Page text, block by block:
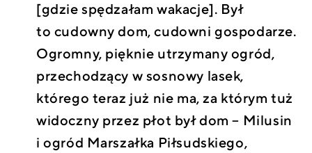
[gdzie spędzałam wakacje]. Był
to cudowny dom, cudowni gospodarze.
Ogromny, pięknie utrzymany ogród,
przechodzący w sosnowy lasek,
którego teraz już nie ma, za którym tuż
widoczny przez płot był dom – Milusin
i ogród Marszałka Piłsudskiego,